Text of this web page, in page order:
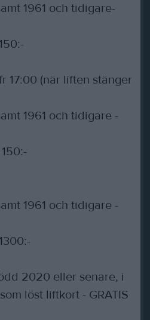
1961 och tidigare-
17:00 (när liften stänger
1961 och tidigare -
1961 och tidigare -
2020 eller senare, i
löst liftkort - GRATIS